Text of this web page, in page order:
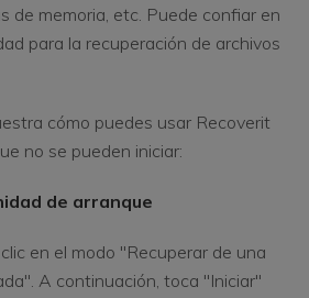
de memoria, etc. Puede confiar en
para la recuperación de archivos
cómo puedes usar Recoverit
no se pueden iniciar:
de arranque
en el modo "Recuperar de una
A continuación, toca "Iniciar"